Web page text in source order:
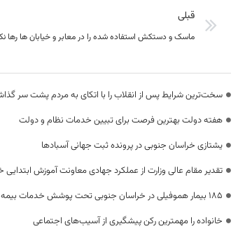
قبلی
ماسک و دستکش استفاده شده را در معابر و خیابان ها رها
سخت‌ترین شرایط پس از انقلاب را با اتکای به مردم پشت سر
هفته دولت بهترین فرصت برای تبیین خدمات نظام و دولت
یشتازی خراسان جنوبی در پرونده ثبت جهانی آسبادها
تقدیر مقام عالی وزارت از عملکرد جهادی معاونت آموزش ابتدایی خراسان جنوبی/ ۴۶۰۰
۱۸۵ بیمار هموفیلی در خراسان جنوبی تحت پوشش خدمات بیمه سلامت قرار دارند
خانواده را مهمترین رکن پیشگیری از آسیب‌های اجتماعی